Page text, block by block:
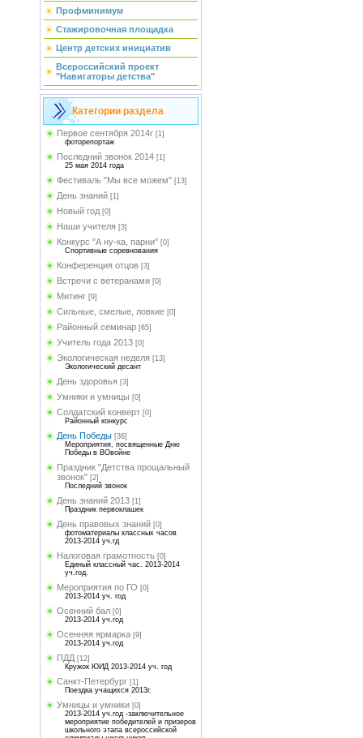
Профминимум
Стажировочная площадка
Центр детских инициатив
Всероссийский проект
"Навигаторы детства"
Категории раздела
Первое сентября 2014г [1]
фоторепортаж
Последний звонок 2014 [1]
25 мая 2014 года
Фестиваль "Мы все можем" [13]
День знаний [1]
Новый год [0]
Наши учителя [3]
Конкурс "А ну-ка, парни" [0]
Спортивные соревнования
Конференция отцов [3]
Встречи с ветеранами [0]
Митинг [9]
Сильные, смелые, ловкие [0]
Районный семинар [65]
Учитель года 2013 [0]
Экологическая неделя [13]
Экологический десант
День здоровья [3]
Умники и умницы [0]
Солдатский конверт [0]
Районный конкурс
День Победы [36]
Мероприятия, посвященные Дню
Победы в ВОвойне
Праздник "Детства прощальный
звонок" [2]
Последний звонок
День знаний 2013 [1]
Праздник первоклашек
День правовых знаний [0]
фотоматериалы классных часов
2013-2014 уч.гд
Налоговая грамотность [0]
Единый классный час. 2013-2014
уч.год.
Мероприятия по ГО [0]
2013-2014 уч. год
Осенний бал [0]
2013-2014 уч.год
Осенняя ярмарка [9]
2013-2014 уч.год
ПДД [12]
Кружок ЮИД 2013-2014 уч. год
Санкт-Петербург [1]
Поездка учащихся 2013г.
Умницы и умники [0]
2013-2014 уч.год -заключительное
мероприятие победителей и призеров
школьного этапа всероссийской